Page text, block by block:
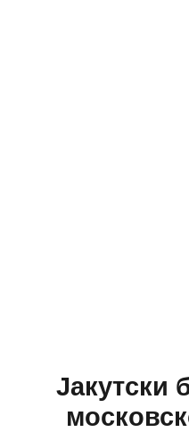
Јакутски